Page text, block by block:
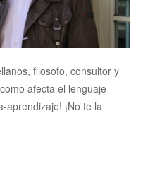
filosofo, consultor y
afecta el lenguaje
aprendizaje! ¡No te la